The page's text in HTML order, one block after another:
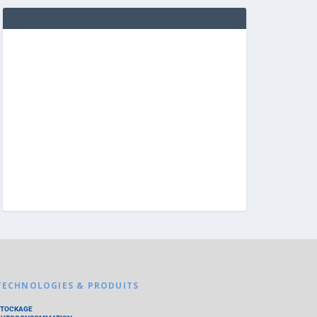
& PRODUITS